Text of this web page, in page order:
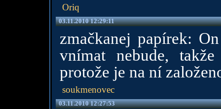
Oriq
03.11.2010 12:29:11
zmačkanej papírek:
vnímat nebude,
protože je na ní
soukmenovec
03.11.2010 12:27:53